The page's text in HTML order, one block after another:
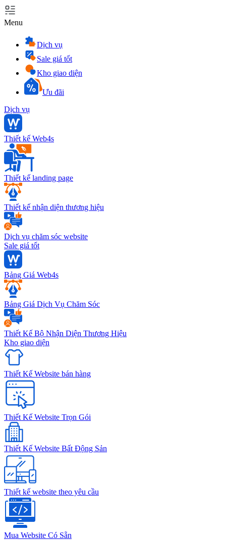
Menu
Dịch vụ
Sale giá tốt
Kho giao diện
Ưu đãi
Dịch vụ
Thiết kế Web4s
Thiết kế landing page
Thiết kế nhận diện thương hiệu
Dịch vụ chăm sóc website
Sale giá tốt
Bảng Giá Web4s
Bảng Giá Dịch Vụ Chăm Sóc
Thiết Kế Bộ Nhận Diện Thương Hiệu
Kho giao diện
Thiết Kế Website bán hàng
Thiết Kế Website Trọn Gói
Thiết Kế Website Bất Động Sản
Thiết kế website theo yêu cầu
Mua Website Có Sẵn